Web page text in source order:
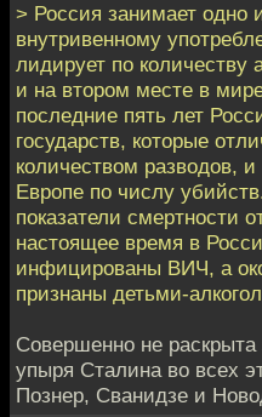
> Россия занимает одно
внутривенному
лидирует по количеству
и на втором месте в
последние пять лет
государств, которые
количеством разводов,
Европе по числу
показатели смертности
настоящее время в
инфицированы ВИЧ, а
признаны детьми-
Совершенно не раскрыта
упыря Сталина во всех
Познер, Сванидзе и